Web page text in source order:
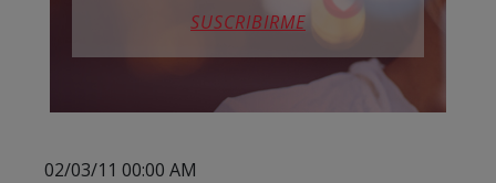
SUSCRIBIRME
02/03/11 00:00 AM